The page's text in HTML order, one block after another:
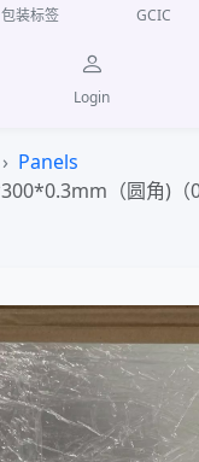
包装标签 GCIC
Login
Panels
（圆角)（